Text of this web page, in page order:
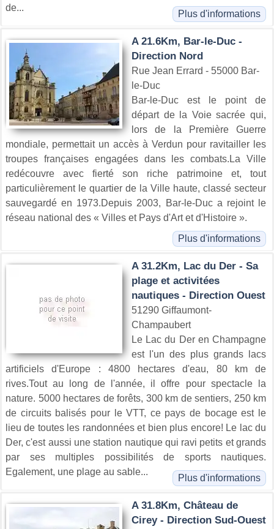
de...
Plus d'informations
A 21.6Km, Bar-le-Duc -
Direction Nord
Rue Jean Errard - 55000 Bar-
le-Duc
Bar-le-Duc est le point de
départ de la Voie sacrée qui,
lors de la Première Guerre
mondiale, permettait un accès à Verdun pour ravitailler les
troupes françaises engagées dans les combats.La Ville
redécouvre avec fierté son riche patrimoine et, tout
particulièrement le quartier de la Ville haute, classé secteur
sauvegardé en 1973.Depuis 2003, Bar-le-Duc a rejoint le
réseau national des « Villes et Pays d'Art et d'Histoire ».
Plus d'informations
A 31.2Km, Lac du Der - Sa
plage et activitées
nautiques - Direction Ouest
51290 Giffaumont-
Champaubert
Le Lac du Der en Champagne
est l'un des plus grands lacs
artificiels d'Europe : 4800 hectares d'eau, 80 km de
rives.Tout au long de l'année, il offre pour spectacle la
nature. 5000 hectares de forêts, 300 km de sentiers, 250 km
de circuits balisés pour le VTT, ce pays de bocage est le
lieu de toutes les randonnées et bien plus encore! Le lac du
Der, c'est aussi une station nautique qui ravi petits et grands
par ses multiples possibilités de sports nautiques.
Egalement, une plage au sable...
Plus d'informations
A 31.8Km, Château de
Cirey - Direction Sud-Ouest